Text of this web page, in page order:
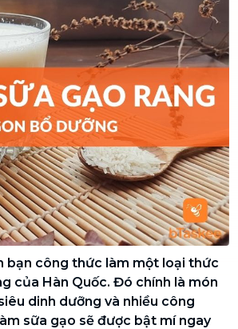
bạn công thức làm một loại thức
của Hàn Quốc. Đó chính là món
dinh dưỡng và nhiều công
sữa gạo sẽ được bật mí ngay